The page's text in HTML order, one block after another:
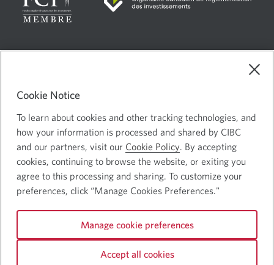
lien
pour
changer
de
nouvelle
fenêtre
s’affichera.
Confidentialité et sécurité
nouvelle
fenêtre
s’affichera.
Site Web de la Banque Canadienne Impériale de Commerce ©
Banque CIBC
Suivez-nous
Facebook.Youtube.
Cookie Notice
To learn about cookies and other tracking technologies, and
how your information is processed and shared by CIBC
and our partners, visit our Cookie Policy. By accepting
cookies, continuing to browse the website, or exiting you
agree to this processing and sharing. To customize your
preferences, click “Manage Cookies Preferences."
Manage cookie preferences
Accept all cookies